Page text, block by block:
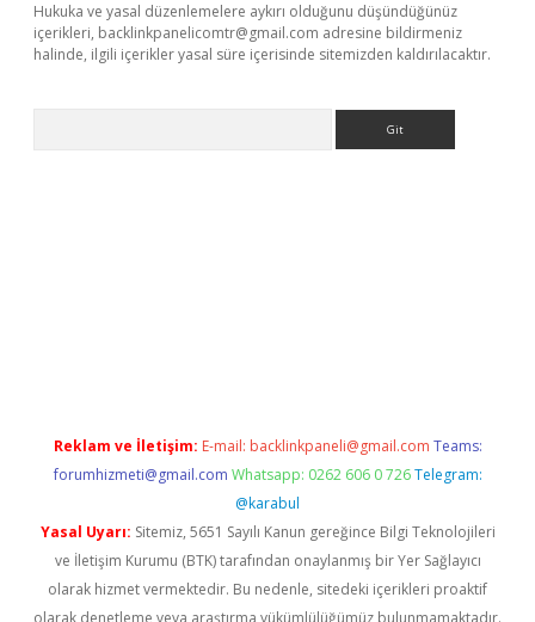
Hukuka ve yasal düzenlemelere aykırı olduğunu düşündüğünüz
içerikleri, backlinkpanelicomtr@gmail.com adresine bildirmeniz
halinde, ilgili içerikler yasal süre içerisinde sitemizden kaldırılacaktır.
Reklam ve İletişim: E-mail: backlinkpaneli@gmail.com Teams:
forumhizmeti@gmail.com Whatsapp: 0262 606 0 726 Telegram:
@karabul
Yasal Uyarı: Sitemiz, 5651 Sayılı Kanun gereğince Bilgi Teknolojileri
ve İletişim Kurumu (BTK) tarafından onaylanmış bir Yer Sağlayıcı
olarak hizmet vermektedir. Bu nedenle, sitedeki içerikleri proaktif
olarak denetleme veya araştırma yükümlülüğümüz bulunmamaktadır.